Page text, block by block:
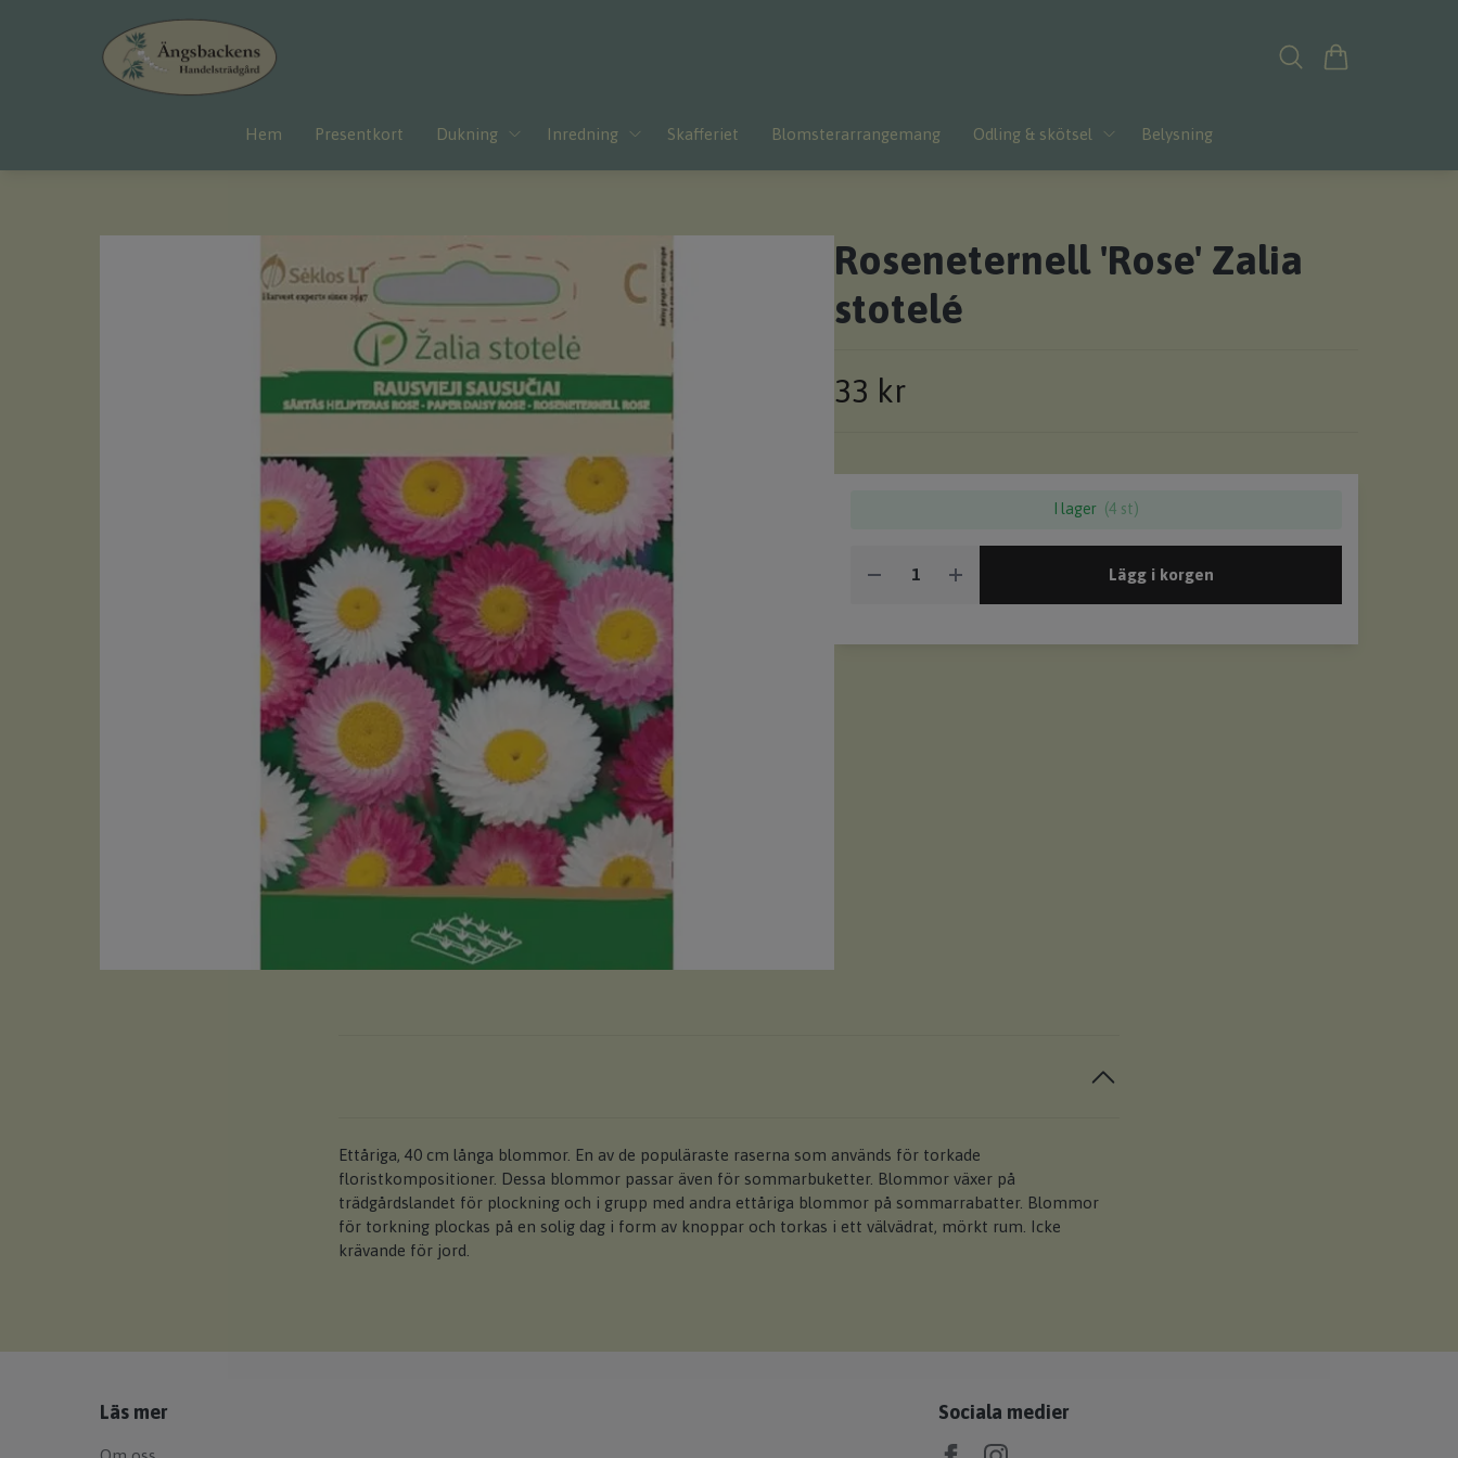
Hem Presentkort Dukning Inredning Skafferiet Blomsterarrangemang Odling & skötsel Belysning
Roseneternell 'Rose' Zalia
stotelé
33 kr
I lager (4 st)
Lägg i korgen
Ettåriga, 40 cm långa blommor. En av de populäraste raserna som används för torkade
floristkompositioner. Dessa blommor passar även för sommarbuketter. Blommor växer på
trädgårdslandet för plockning och i grupp med andra ettåriga blommor på sommarrabatter. Blommor
för torkning plockas på en solig dag i form av knoppar och torkas i ett välvädrat, mörkt rum. Icke
krävande för jord.
Läs mer Sociala medier